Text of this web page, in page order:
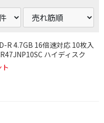
R 4.7GB 16倍速対応 10枚入
ハイディスク
込む
と、指定したワード